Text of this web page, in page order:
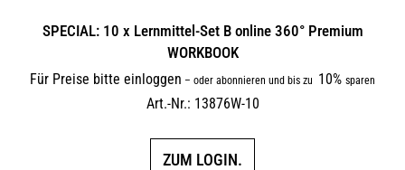
SPECIAL: 10 x Lernmittel-Set B online 360° Premium
WORKBOOK
Für Preise bitte einloggen – oder abonnieren und bis zu 10% sparen
Art.-Nr.: 13876W-10
ZUM LOGIN.